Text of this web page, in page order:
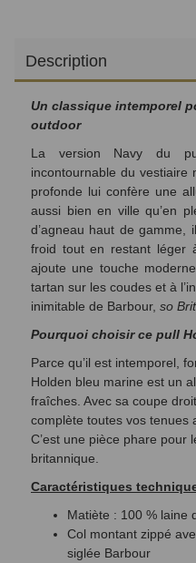
Description
Un classique intemporel
outdoor
La version Navy du
incontournable du vestiaire
profonde lui confère une
aussi bien en ville qu’en
d’agneau haut de gamme,
froid tout en restant léger
ajoute une touche
tartan sur les coudes et à
inimitable de Barbour, so
Pourquoi choisir ce pull
Parce qu’il est intemporel,
Holden bleu marine est un
fraîches. Avec sa coupe
complète toutes vos tenues
C’est une pièce phare pour
britannique.
Caractéristiques
Matiète : 100 % laine
Col montant zippé
siglée Barbour